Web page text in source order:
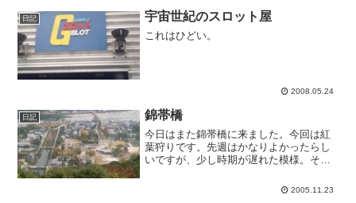
日記 宇宙世紀のスロット屋
これはひどい。
2008.05.24
日記 錦帯橋
今日はまた錦帯橋に来ました。今回は紅
葉狩りです。先週はかなりよかったらし
いですが、少し時期が遅れた模様。それ
2005.11.23